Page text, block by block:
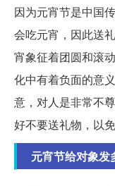
因为元宵节是中国
会吃元宵，因此送
宵象征着团圆和滚
化中有着负面的意
意，对人是非常不
好不要送礼物，以
元宵节给对象发